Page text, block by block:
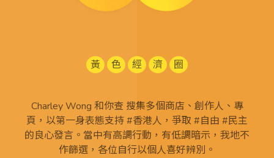
黃 色 經 濟 圈
Charley Wong 和你查 搜集多個商店、創作人、專
頁，以第一身表態支持 #香港人，爭取 #自由 #民主
的良心發言。當中有高調行動，有低調暗示，我地不
作篩選，各位自行以個人喜好辨別。